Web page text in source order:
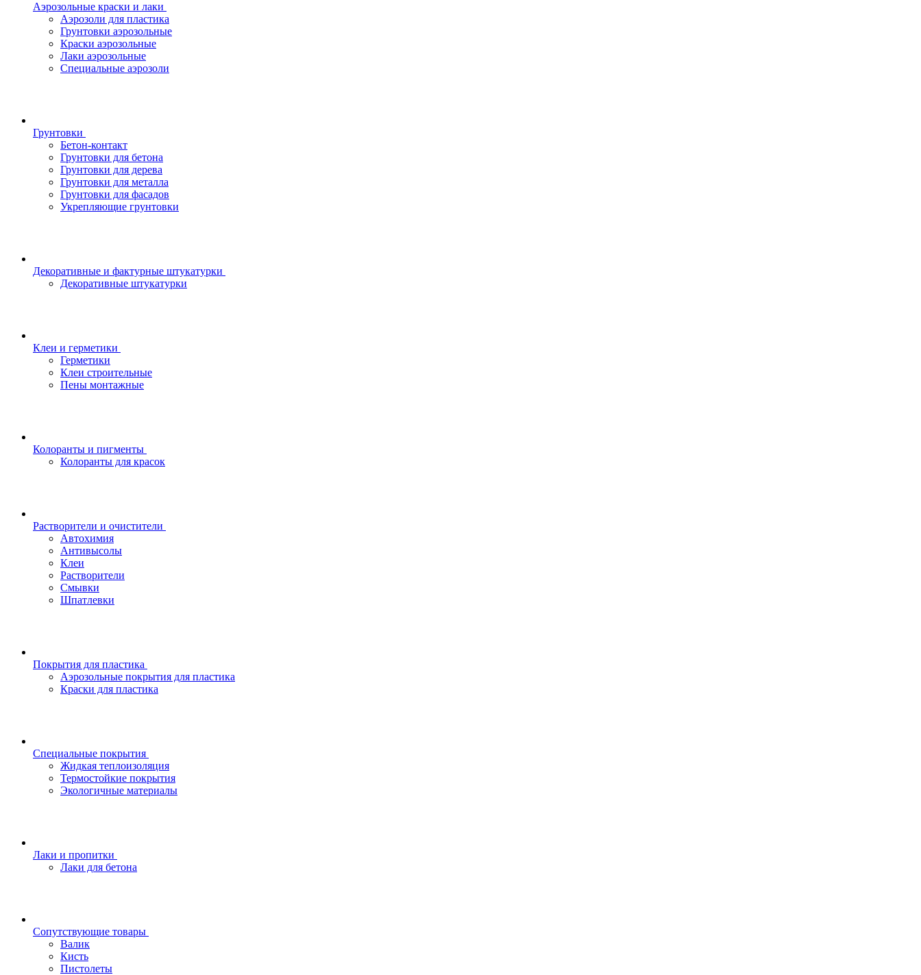
Аэрозольные краски и лаки
Аэрозоли для пластика
Грунтовки аэрозольные
Краски аэрозольные
Лаки аэрозольные
Специальные аэрозоли
Грунтовки
Бетон-контакт
Грунтовки для бетона
Грунтовки для дерева
Грунтовки для металла
Грунтовки для фасадов
Укрепляющие грунтовки
Декоративные и фактурные штукатурки
Декоративные штукатурки
Клеи и герметики
Герметики
Клеи строительные
Пены монтажные
Колоранты и пигменты
Колоранты для красок
Растворители и очистители
Автохимия
Антивысолы
Клеи
Растворители
Смывки
Шпатлевки
Покрытия для пластика
Аэрозольные покрытия для пластика
Краски для пластика
Специальные покрытия
Жидкая теплоизоляция
Термостойкие покрытия
Экологичные материалы
Лаки и пропитки
Лаки для бетона
Сопутствующие товары
Валик
Кисть
Пистолеты